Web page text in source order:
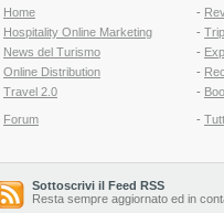
Home
Hospitality Online Marketing
News del Turismo
Online Distribution
Travel 2.0
Forum
-
-
-
-
-
-
Sottoscrivi il Feed RSS
Resta sempre aggiornato ed in